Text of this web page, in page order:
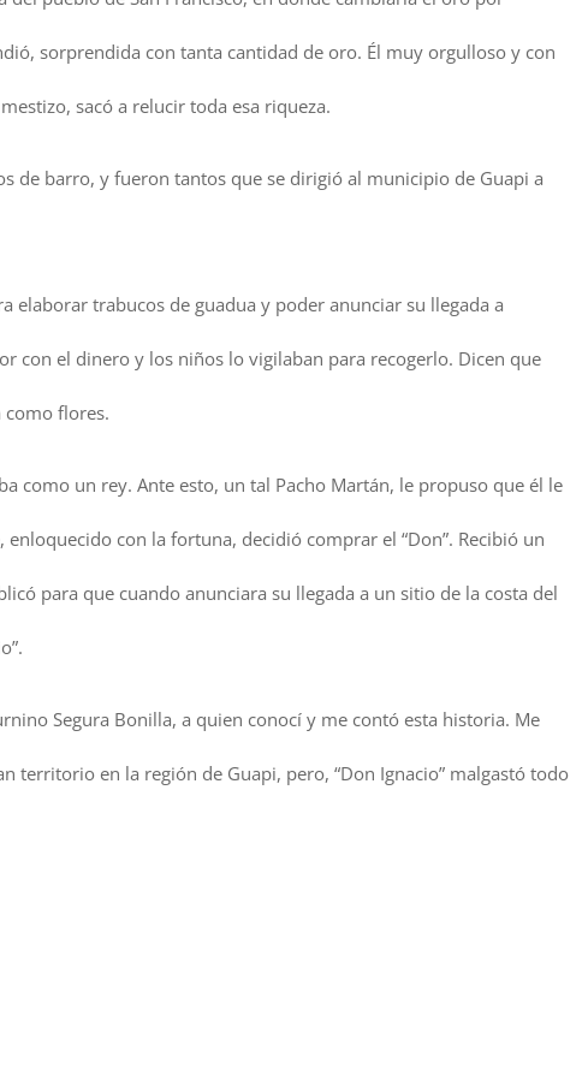
sorprendida con tanta cantidad de oro. Él muy orgulloso y con
sacó a relucir toda esa riqueza.
de barro, y fueron tantos que se dirigió al municipio de Guapi a
elaborar trabucos de guadua y poder anunciar su llegada a
con el dinero y los niños lo vigilaban para recogerlo. Dicen que
como flores.
como un rey. Ante esto, un tal Pacho Martán, le propuso que él le
con la fortuna, decidió comprar el “Don”. Recibió un
para que cuando anunciara su llegada a un sitio de la costa del
Segura Bonilla, a quien conocí y me contó esta historia. Me
territorio en la región de Guapi, pero, “Don Ignacio” malgastó todo